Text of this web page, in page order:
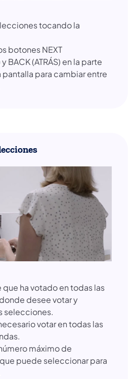
tocando la
botones NEXT
y BACK (ATRÁS) en la parte
pantalla para cambiar entre
ha votado en todas las
desee votar y
selecciones.
votar en todas las
máximo de
puede seleccionar para